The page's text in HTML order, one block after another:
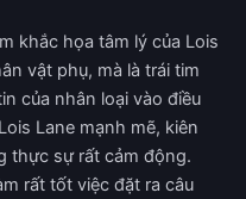
khắc họa tâm lý của Lois
vật phụ, mà là trái tim
của nhân loại vào điều
Lane mạnh mẽ, kiên
thực sự rất cảm động.
rất tốt việc đặt ra câu